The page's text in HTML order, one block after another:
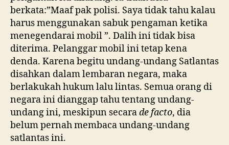
berkata:”Maaf pak polisi. Saya tidak tahu kalau
harus menggunakan sabuk pengaman ketika
menegendarai mobil ”. Dalih ini tidak bisa
diterima. Pelanggar mobil ini tetap kena
denda. Karena begitu undang-undang Satlantas
disahkan dalam lembaran negara, maka
berlakukah hukum lalu lintas. Semua orang di
negara ini dianggap tahu tentang undang-
undang ini, meskipun secarade facto, dia
belum pernah membaca undang-undang
satlantas ini.